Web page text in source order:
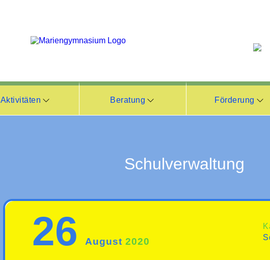
Aktivitäten Beratung Förderung
Schulverwaltung
26 August2020